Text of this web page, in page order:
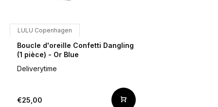
LULU Copenhagen
Boucle d'oreille Confetti Dangling
(1 pièce) - Or Blue
Deliverytime
€25,00